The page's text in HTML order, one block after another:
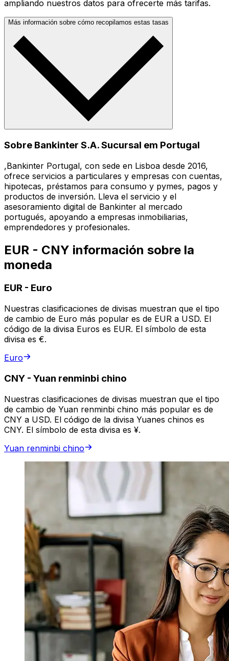
ampliando nuestros datos para ofrecerte más tarifas.
Más información sobre cómo recopilamos estas tasas
Sobre Bankinter S.A. Sucursal em Portugal
,Bankinter Portugal, con sede en Lisboa desde 2016,
ofrece servicios a particulares y empresas con cuentas,
hipotecas, préstamos para consumo y pymes, pagos y
productos de inversión. Lleva el servicio y el
asesoramiento digital de Bankinter al mercado
portugués, apoyando a empresas inmobiliarias,
emprendedores y profesionales.
EUR - CNY información sobre la
moneda
EUR - Euro
Nuestras clasificaciones de divisas muestran que el tipo
de cambio de Euro más popular es de EUR a USD. El
código de la divisa Euros es EUR. El símbolo de esta
divisa es €.
Euro
CNY - Yuan renminbi chino
Nuestras clasificaciones de divisas muestran que el tipo
de cambio de Yuan renminbi chino más popular es de
CNY a USD. El código de la divisa Yuanes chinos es
CNY. El símbolo de esta divisa es ¥.
Yuan renminbi chino